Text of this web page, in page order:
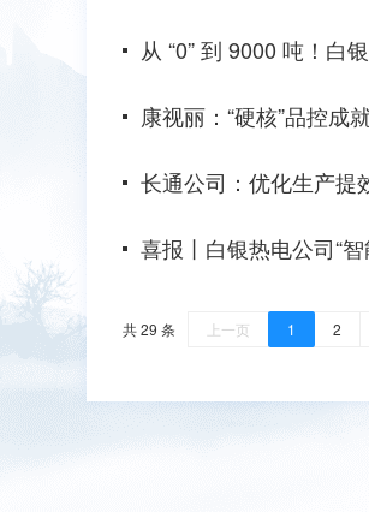
从 “0” 到 9000 吨！白
康视丽：“硬核”品控成
长通公司：优化生产提
喜报丨白银热电公司“
共 29 条 上一页 1 2